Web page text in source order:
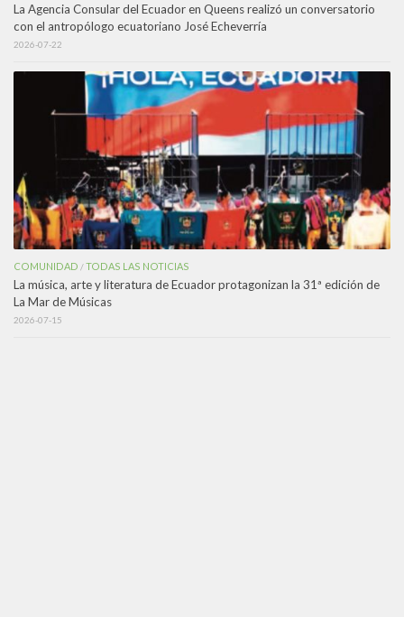
La Agencia Consular del Ecuador en Queens realizó un conversatorio
con el antropólogo ecuatoriano José Echeverría
2026-07-22
COMUNIDAD /TODAS LAS NOTICIAS
La música, arte y literatura de Ecuador protagonizan la 31ª edición de
La Mar de Músicas
2026-07-15